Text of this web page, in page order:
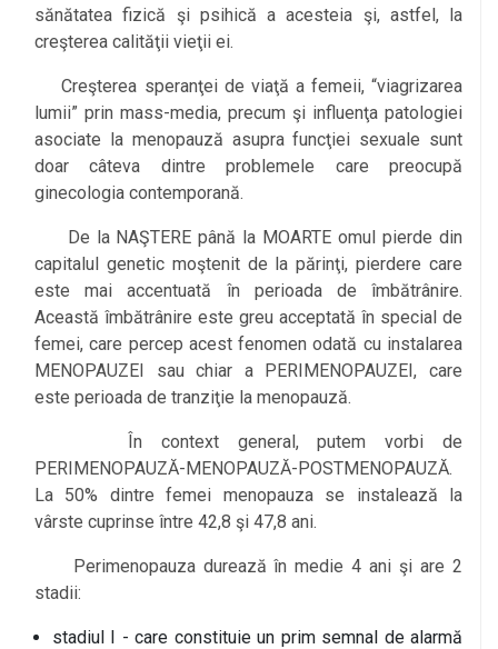
sănătatea fizică şi psihică a acesteia şi, astfel, la
creşterea calităţii vieţii ei.
Creşterea speranţei de viaţă a femeii, “viagrizarea
lumii” prin mass-media, precum şi influenţa patologiei
asociate la menopauză asupra funcţiei sexuale sunt
doar câteva dintre problemele care preocupă
ginecologia contemporană.
De la NAŞTERE până la MOARTE omul pierde din
capitalul genetic moştenit de la părinţi, pierdere care
este mai accentuată în perioada de îmbătrânire.
Această îmbătrânire este greu acceptată în special de
femei, care percep acest fenomen odată cu instalarea
MENOPAUZEI sau chiar a PERIMENOPAUZEI, care
este perioada de tranziţie la menopauză.
În context general, putem vorbi de
PERIMENOPAUZĂ-MENOPAUZĂ-POSTMENOPAUZĂ.
La 50% dintre femei menopauza se instalează la
vârste cuprinse între 42,8 şi 47,8 ani.
Perimenopauza durează în medie 4 ani şi are 2
stadii:
stadiul I - care constituie un prim semnal de alarmă